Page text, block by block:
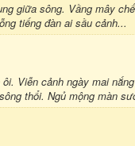
giữa sông. Vầng mây
tiếng đàn ai sầu cảnh...
Viễn cảnh ngày mai
thổi. Ngủ mộng màn